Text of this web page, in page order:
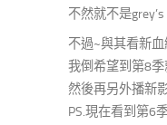
不然就不是
不過~與其看新
我倒希望到第8
然後再另外播新
PS.現在看到第6